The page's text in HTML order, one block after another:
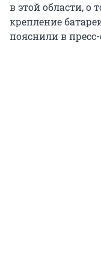
в этой области, о
крепление
пояснили в